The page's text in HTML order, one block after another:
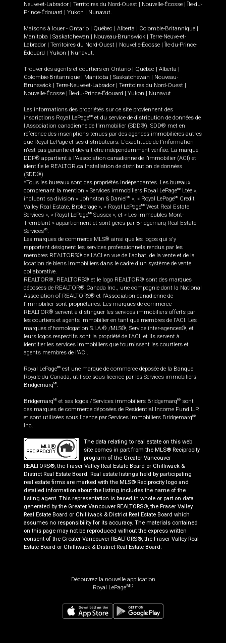
Neuve-et-Labrador | Territoires du Nord-Ouest | Nouvelle-Écosse | Île-du-
Prince-Édouard | Yukon | Nunavut.
Maisons à louer - Ontario | Québec | Alberta | Colombie-Britannique |
Manitoba | Saskatchewan | Nouveau-Brunswick | Terre-Neuve-et-
Labrador | Territoires du Nord-Ouest | Nouvelle-Écosse | Île-du-Prince-
Édouard | Yukon | Nunavut.
Trouver des agents et courtiers en Ontario | Québec | Alberta |
Colombie-Britannique | Manitoba | Saskatchewan | Nouveau-
Brunswick | Terre-Neuve-et-Labrador | Territoires du Nord-Ouest |
Nouvelle-Écosse | Île-du-Prince-Édouard | Yukon | Nunavut
Les informations des propriétés sur ce site proviennent des
inscriptions Royal LePageMD et du service de distribution de données de
l'Association canadienne de l’immobilier (SDD®). SDD® met en
référence des inscriptions tenues par des agences immobilières autres
que Royal LePage et ses distributeurs. L'exactitude de l'information
n'est pas garantie et devrait être indépendamment vérifiée. La marque
DDF® appartient à l'Association canadienne de l’immobilier (ACI) et
identifie le REALTOR.ca Installation de distribution de données
(SDD®).
*Tous les bureaux sont des propriétés indépendantes. Les bureaux
comprenant la mention « Services immobiliers Royal LePageMD
Ltée »,
incluant sa division « Johnston & DanielMD », « Royal LePageMD
Credit
Valley Real Estate, Brokerage », « Royal LePageMD West Real Estate
Services », « Royal LePageMD Sussex », et « Les immeubles Mont-
Tremblant » appartiennent et sont gérés par Bridgemarq Real Estate
ServicesMD.
Les marques de commerce MLS® ainsi que les logos qui s'y
rapportent désignent les services professionnels rendus par les
membres REALTORS® de l'ACI en vue de l'achat, de la vente et de la
location de biens immobiliers dans le cadre d'un système de vente
collaborative.
REALTOR®, REALTORS® et le logo REALTOR® sont des marques
déposées de REALTOR® Canada Inc., une compagnie dont la National
Association of REALTORS® et l'Association canadienne de
l’immobilier sont propriétaires. Les marques de commerce
REALTOR® servent à distinguer les services immobiliers offerts par
les courtiers et agents immobilier en tant que membres de l'ACI. Les
marques d'homologation S.I.A.® /MLS®, Service inter-agences®, et
leurs logos respectifs sont la propriété de l'ACI, et ils servent à
identifier les services immobiliers que fournissent les courtiers et
agents membres de l'ACI.
Royal LePageMD est une marque de commerce déposée de la Banque
Royale du Canada, utilisée sous licence par les Services immobiliers
BridgemarqMD.
BridgemarqMD et ses logos / Services immobiliers BridgemarqMD
sont
des marques de commerce déposées de Residential Income Fund L.P.
et sont utilisées sous licence par Services immobiliers BridgemarqMD
Inc.
The data relating to real estate on this web
site comes in part from the MLS® Reciprocity
program of the Greater Vancouver
REALTORS®, the Fraser Valley Real Estate Board or Chilliwack &
District Real Estate Board. Real estate listings held by participating
real estate firms are marked with the MLS® Reciprocity logo and
detailed information about the listing includes the name of the
listing agent. This representation is based in whole or part on data
generated by the Greater Vancouver REALTORS®, the Fraser Valley
Real Estate Board or Chilliwack & District Real Estate Board which
assumes no responsibility for its accuracy. The materials contained
on this page may not be reproduced without the express written
consent of the Greater Vancouver REALTORS®, the Fraser Valley Real
Estate Board or Chilliwack & District Real Estate Board.
Découvrez la nouvelle application
Royal LePageMD